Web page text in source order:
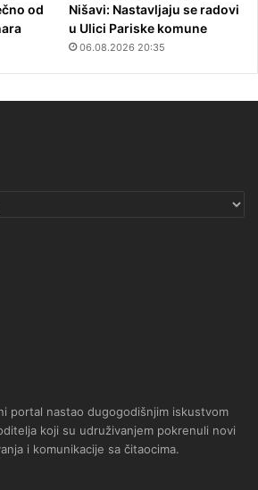
od
Nišavi: Nastavljaju se radovi
u Ulici Pariske komune
06.08.2026 20:35
portal nastao dugogodišnjim iskustvom
koji su udruživanjem pokrenuli novi
i komunikacije sa čitaocima.